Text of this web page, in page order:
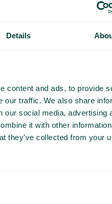
Details
content and ads, to provide
our traffic. We also share
our social media, advertising
it with other
they’ve collected from your
lorsque vous surfez en
un SMS et avez la
si nécessaire.